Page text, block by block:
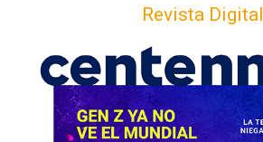
Revista Digital